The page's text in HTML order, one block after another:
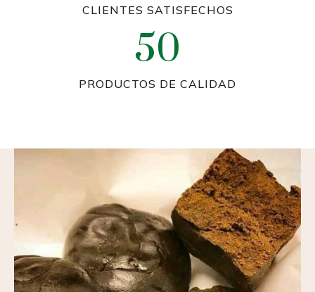
CLIENTES SATISFECHOS
50
PRODUCTOS DE CALIDAD